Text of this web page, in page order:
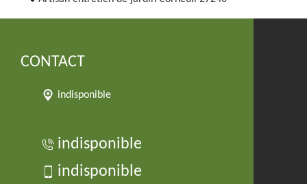
CONTACT
indisponible
indisponible
indisponible